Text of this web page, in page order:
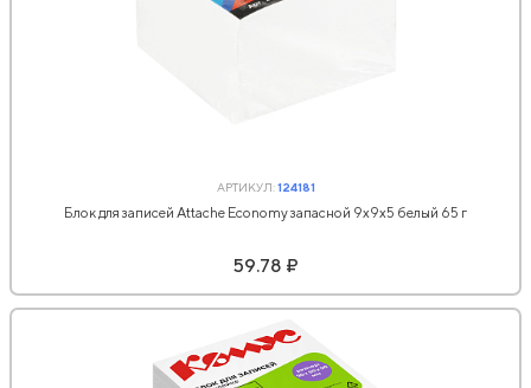
АРТИКУЛ:124181
Блок для записей Attache Economy запасной 9х9х5 белый 65 г
59.78 ₽